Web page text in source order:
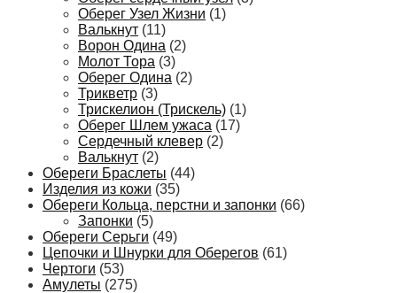
Оберег Узел Жизни (1)
Валькнут (11)
Ворон Одина (2)
Молот Тора (3)
Оберег Одина (2)
Трикветр (3)
Трискелион (Трискель) (1)
Оберег Шлем ужаса (17)
Сердечный клевер (2)
Валькнут (2)
Обереги Браслеты (44)
Изделия из кожи (35)
Обереги Кольца, перстни и запонки (66)
Запонки (5)
Обереги Серьги (49)
Цепочки и Шнурки для Оберегов (61)
Чертоги (53)
Амулеты (275)